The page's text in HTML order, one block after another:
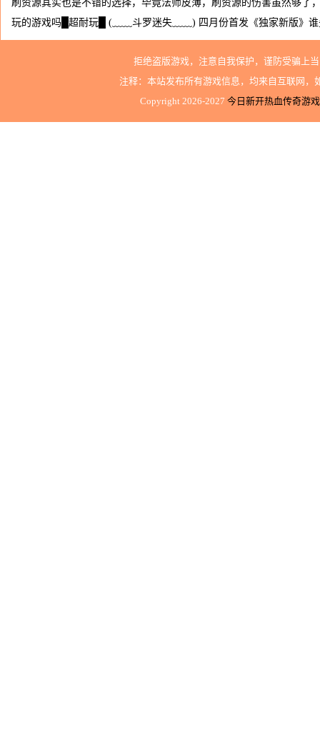
刷资源其实也是不错的选择，毕竟法师皮薄，刷资源的伤害虽然够了
玩的游戏吗█超耐玩█ (﹏﹏斗罗迷失﹏﹏) 四月份首发《独家新版》
拒绝盗版游戏，注意自我保护，谨防受骗上
注释：本站发布所有游戏信息，均来自互联网
Copyright 2026-2027 今日新开热血传奇游